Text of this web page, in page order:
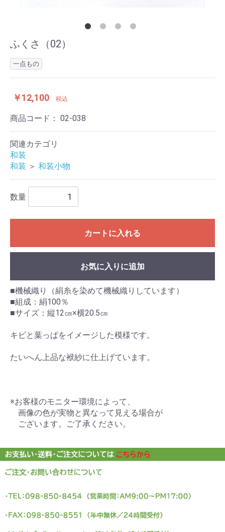
ふくさ（02）
一点もの
￥12,100 税込
商品コード： 02-038
関連カテゴリ
和装
和装 ＞ 和装小物
数量
カートに入れる
お気に入りに追加
■機械織り（絹糸を染めて機械織りしています）
■組成：絹100％
■サイズ：縦12㎝×横20.5㎝
キビと葉っぱをイメージした模様です。
たいへん上品な袱紗に仕上げています。
※お客様のモニター環境によって、
画像の色が実物と異なって見える場合が
ございます。ご了承ください。